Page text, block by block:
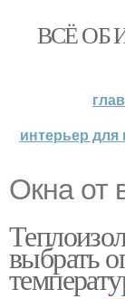
ВСЁ ОБ
интерьер для
Окна от
выбрать